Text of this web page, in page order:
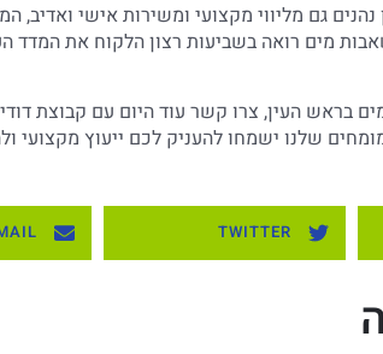
גם מליווי מקצועי ומשירות אישי ואדיב,
מים רואה בשביעות רצון הלקוח את המדד
העין, צרו קשר עוד היום עם קבוצת דודי משאבות מים
שלנו ישמחו להעניק לכם ייעוץ מקצועי
TWITTER